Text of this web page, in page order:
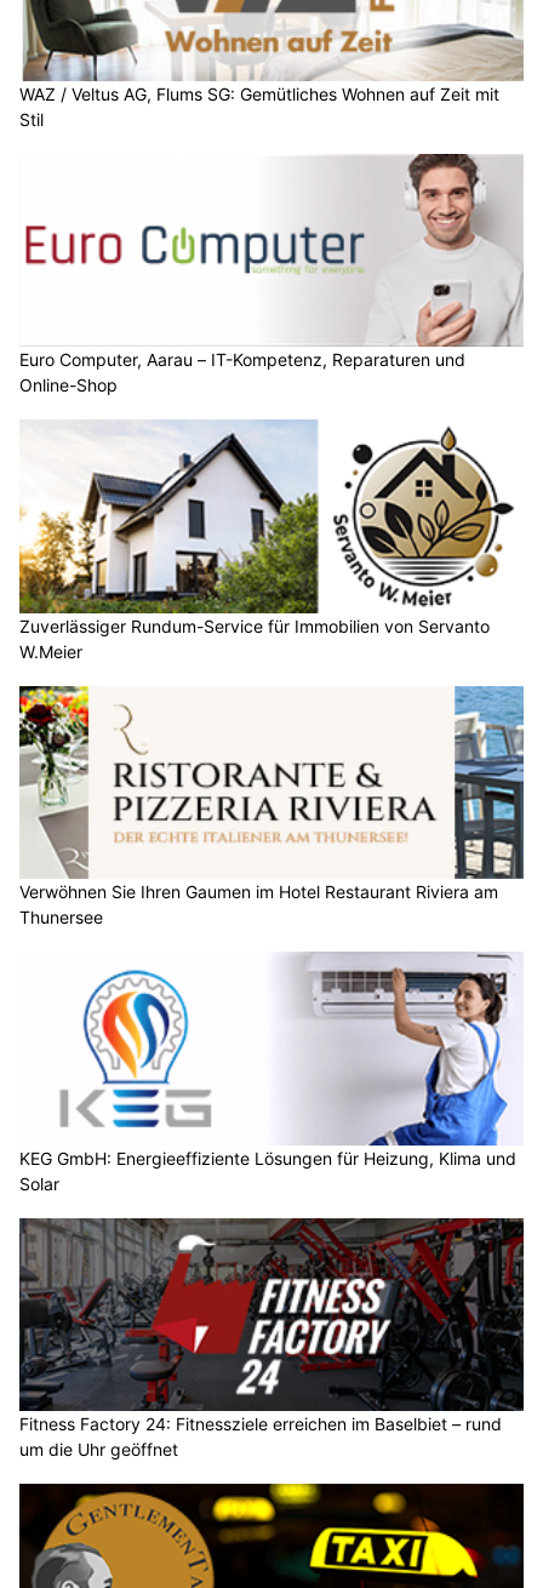
WAZ / Veltus AG, Flums SG: Gemütliches Wohnen auf Zeit mit
Stil
Euro Computer, Aarau – IT-Kompetenz, Reparaturen und
Online-Shop
Zuverlässiger Rundum-Service für Immobilien von Servanto
W.Meier
Verwöhnen Sie Ihren Gaumen im Hotel Restaurant Riviera am
Thunersee
KEG GmbH: Energieeffiziente Lösungen für Heizung, Klima und
Solar
Fitness Factory 24: Fitnessziele erreichen im Baselbiet – rund
um die Uhr geöffnet